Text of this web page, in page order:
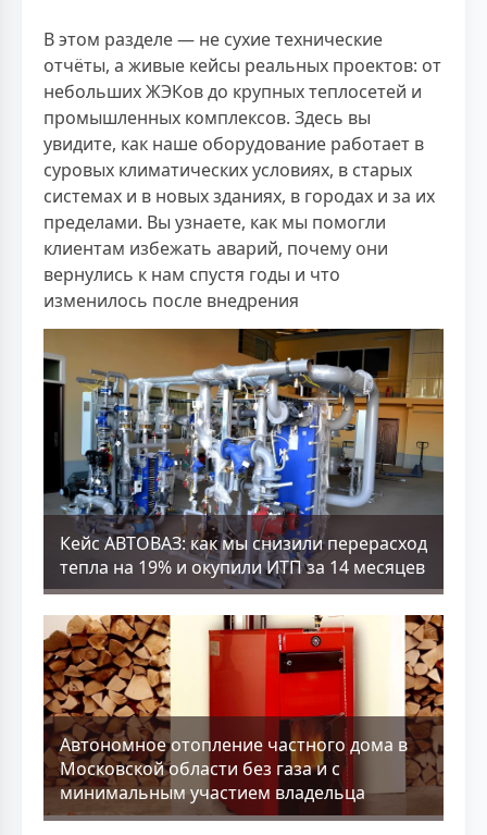
В этом разделе — не сухие технические
отчёты, а живые кейсы реальных проектов: от
небольших ЖЭКов до крупных теплосетей и
промышленных комплексов. Здесь вы
увидите, как наше оборудование работает в
суровых климатических условиях, в старых
системах и в новых зданиях, в городах и за их
пределами. Вы узнаете, как мы помогли
клиентам избежать аварий, почему они
вернулись к нам спустя годы и что
изменилось после внедрения
Кейс АВТОВАЗ: как мы снизили перерасход
тепла на 19% и окупили ИТП за 14 месяцев
Aвтономное отопление частного дома в
Московской области без газа и с
минимальным участием владельца